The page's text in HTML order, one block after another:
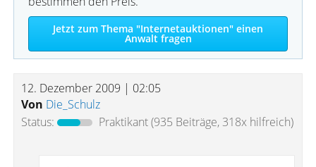
Jetzt zum Thema "Internetauktionen" einen
Anwalt fragen
12. Dezember 2009 | 02:05
Von Die_Schulz
Status:
Praktikant(935 Beiträge, 318x hilfreich)